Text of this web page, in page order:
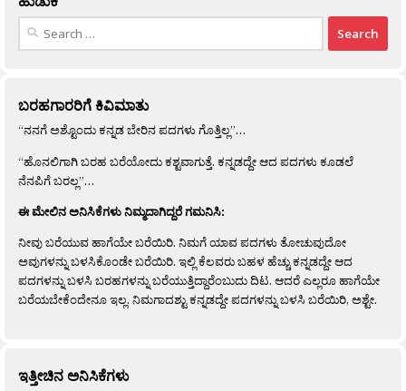
Search
ಬರಹಗಾರರಿಗೆ ಕಿವಿಮಾತು
“ನನಗೆ ಅಶ್ಟೊಂದು ಕನ್ನಡ ಬೇರಿನ ಪದಗಳು ಗೊತ್ತಿಲ್ಲ”…
“ಹೊನಲಿಗಾಗಿ ಬರಹ ಬರೆಯೋದು ಕಶ್ಟವಾಗುತ್ತೆ. ಕನ್ನಡದ್ದೇ ಆದ ಪದಗಳು ಕೂಡಲೆ
ನೆನಪಿಗೆ ಬರಲ್ಲ”…
ಈ ಮೇಲಿನ ಅನಿಸಿಕೆಗಳು ನಿಮ್ಮದಾಗಿದ್ದರೆ ಗಮನಿಸಿ:
ನೀವು ಬರೆಯುವ ಹಾಗೆಯೇ ಬರೆಯಿರಿ. ನಿಮಗೆ ಯಾವ ಪದಗಳು ತೋಚುವುದೋ
ಅವುಗಳನ್ನು ಬಳಸಿಕೊಂಡೇ ಬರೆಯಿರಿ. ಇಲ್ಲಿ ಕೆಲವರು ಬಹಳ ಹೆಚ್ಚು ಕನ್ನಡದ್ದೇ ಆದ
ಪದಗಳನ್ನು ಬಳಸಿ ಬರಹಗಳನ್ನು ಬರೆಯುತ್ತಿದ್ದಾರೆಂಬುದು ದಿಟ. ಆದರೆ ಎಲ್ಲರೂ ಹಾಗೆಯೇ
ಬರೆಯಬೇಕೆಂದೇನೂ ಇಲ್ಲ. ನಿಮಗಾದಶ್ಟು ಕನ್ನಡದ್ದೇ ಪದಗಳನ್ನು ಬಳಸಿ ಬರೆಯಿರಿ, ಅಶ್ಟೇ.
ಇತ್ತೀಚಿನ ಅನಿಸಿಕೆಗಳು